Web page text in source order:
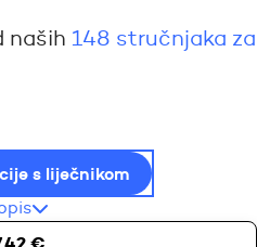
naših 148 stručnjaka za
s liječnikom